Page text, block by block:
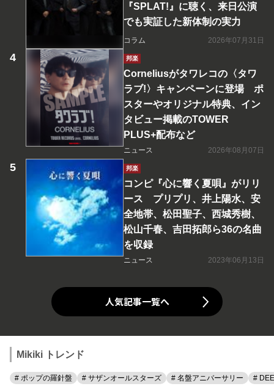
『SPLAT!』に聴く、来日公演
でも実証した新体制の実力
コラム 2026年07月31日
邦楽
Corneliusがタワレコの〈タワ
ラブ!〉キャンペーンに登場 ポ
スターやオリジナル特典、イン
タビュー掲載のTOWER
PLUS+配布など
ニュース 2026年08月07日
邦楽
コンピ『心に響く夏唄』がリリ
ース プリプリ、井上陽水、安
全地帯、松田聖子、西城秀樹、
松山千春、吉田拓郎ら36の名曲
を収録
ニュース 2023年06月13日
人気記事一覧へ
Mikiki トレンド
# ポップの羅針盤 # サザンオールスターズ # 名盤アニバーサリー #